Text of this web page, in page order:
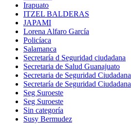
Irapuato
ITZEL BALDERAS
JAPAMI
Lorena Alfaro García
Policíaca
Salamanca
Secretaría d Seguridad ciudadana
Secretaria de Salud Guanajuato
Secretaria de Seguridad Ciudadana
Secretaría de Seguridad Ciudadana
Seg Suroeste
Seg Suroeste
Sin categoría
Susy Bermudez